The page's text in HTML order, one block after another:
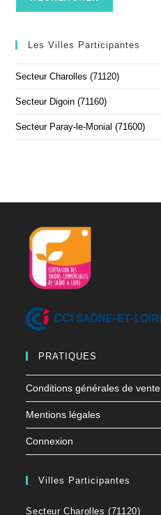
Les Villes Participantes
Secteur Charolles (71120)
Secteur Digoin (71160)
Secteur Paray-le-Monial (71600)
PRATIQUES
Conditions générales de vente
Mentions légales
Connexion
Villes Participantes
Secteur Charolles (71120)